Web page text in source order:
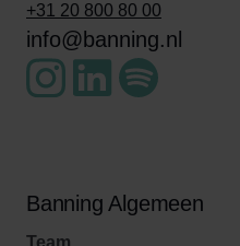
+31 20 800 80 00
info@banning.nl
Banning Algemeen
Team